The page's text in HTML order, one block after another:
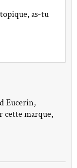
as-tu
Eucerin,
cette marque,